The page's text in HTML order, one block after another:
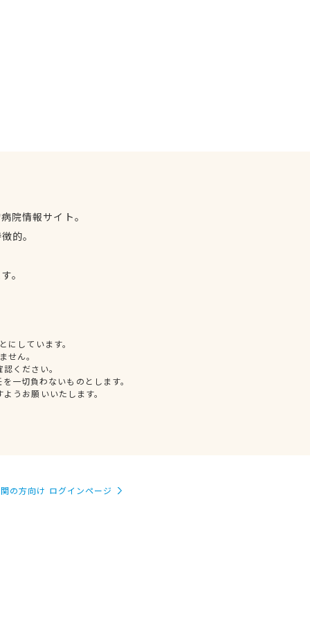
院情報サイト。
的。
。
しています。
せん。
ください。
一切負わないものとします。
うお願いいたします。
の方向け ログインページ